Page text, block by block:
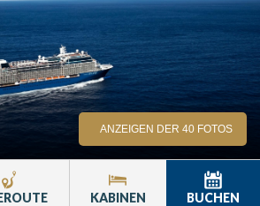
ANZEIGEN DER 40 FOTOS
KABINEN BUCHEN